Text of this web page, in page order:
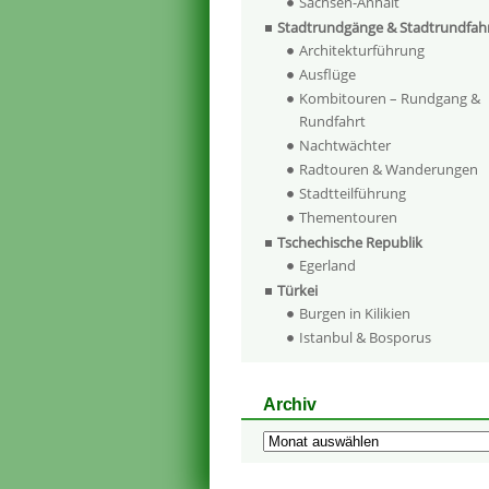
Stadtrundgänge &
Architekturführung
Ausflüge
Kombitouren – Rundgang &
Rundfahrt
Nachtwächter
Radtouren & Wanderungen
Stadtteilführung
Thementouren
Tschechische Republik
Egerland
Türkei
Burgen in Kilikien
Istanbul & Bosporus
Archiv
Archiv